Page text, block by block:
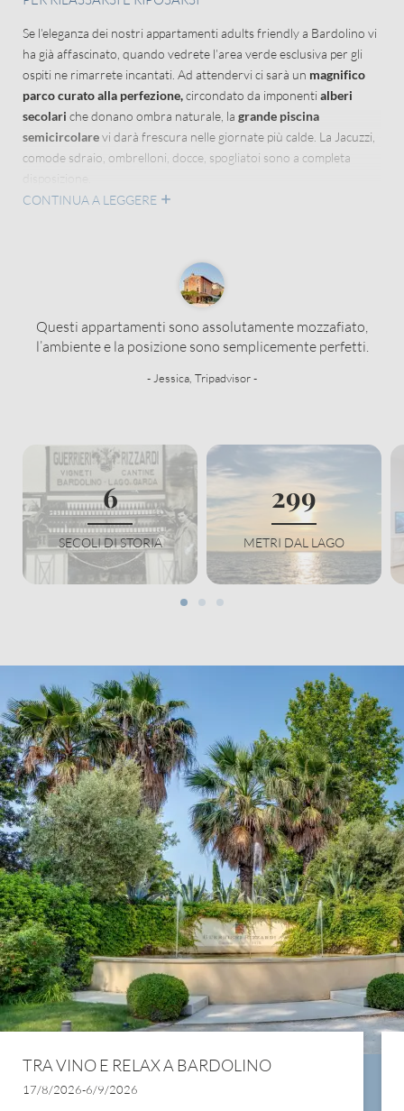
Se l’eleganza dei nostri appartamenti adults friendly a Bardolino vi
ha già affascinato, quando vedrete l’area verde esclusiva per gli
ospiti ne rimarrete incantati. Ad attendervi ci sarà un magnifico
parco curato alla perfezione,circondato da imponentialberi
secolari che donano ombra naturale, la grande piscina
semicircolarevi darà frescura nelle giornate più calde. La Jacuzzi,
comode sdraio, ombrelloni, docce, spogliatoi sono a completa
al vostro amico a 4 zampe
pet washer comodo e funzionale.
AL GIARDINO
CONTINUA A LEGGERE
Questi appartamenti sono assolutamente mozzafiato,
l’ambiente e la posizione sono semplicemente perfetti.
- Jessica, Tripadvisor -
6
SECOLI DI STORIA
300
METRI DAL LAGO
TRA VINO E RELAX A BARDOLINO
17/8/2026-6/9/2026
Famiglia Signor Signora
Nome Cognome*